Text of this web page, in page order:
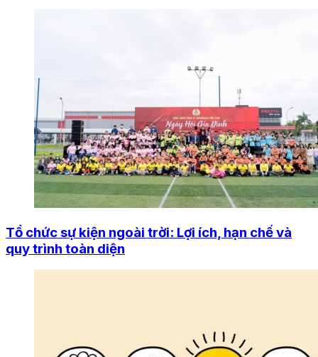
Tổ chức sự kiện ngoài trời: Lợi ích, hạn chế và
quy trình toàn diện